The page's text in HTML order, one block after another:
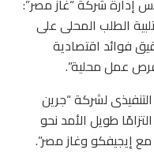
إدارة شركة “غاز مصر”:
الطلب المحلى على
فوائد اقتصادية
عمل محلية”.
لشركة “جرين
طويل الأمد نحو
إيجيفكو وغاز مصر”.